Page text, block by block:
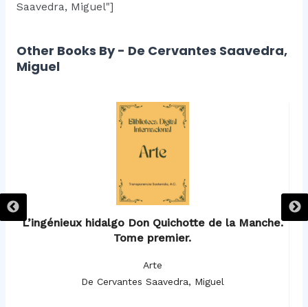
Saavedra, Miguel"]
Other Books By - De Cervantes Saavedra,
Miguel
L’ingénieux hidalgo Don Quichotte de la Manche.
Tome premier.
Arte
De Cervantes Saavedra, Miguel